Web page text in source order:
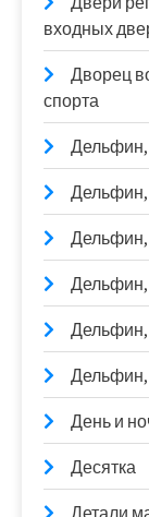
входных
Дворец
спорта
Дельфин,
Дельфин,
Дельфин,
День и
Десятка